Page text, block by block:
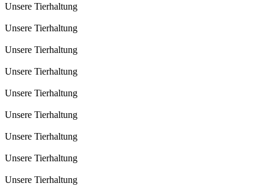
Unsere Tierhaltung
Unsere Tierhaltung
Unsere Tierhaltung
Unsere Tierhaltung
Unsere Tierhaltung
Unsere Tierhaltung
Unsere Tierhaltung
Unsere Tierhaltung
Unsere Tierhaltung